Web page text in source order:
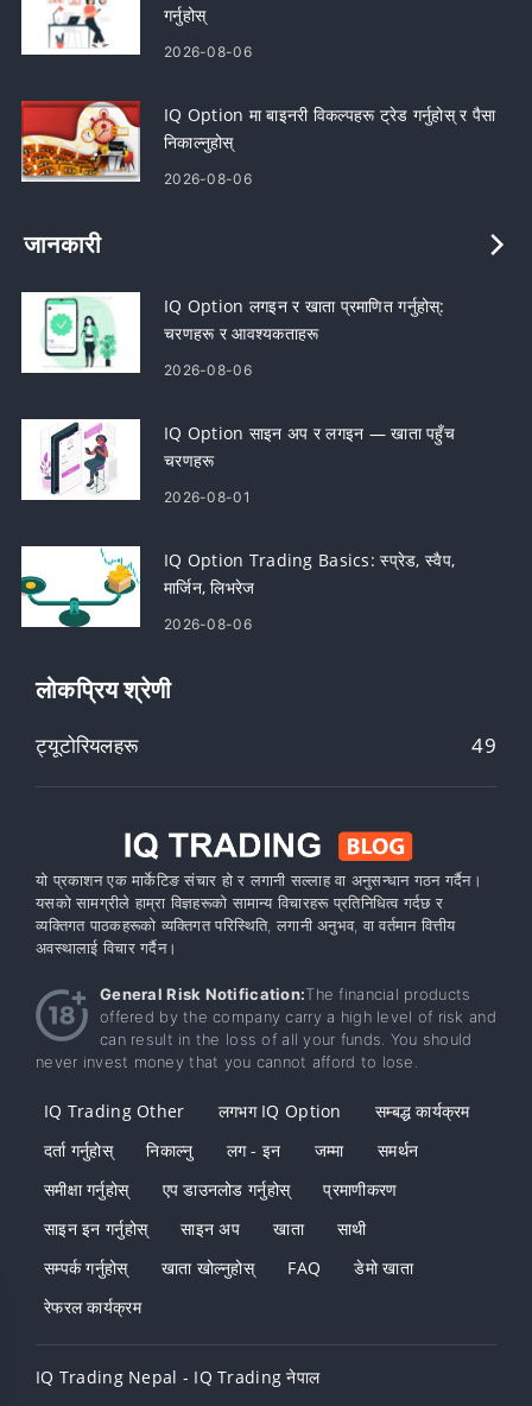
गर्नुहोस्
2026-08-06
IQ Option मा बाइनरी विकल्पहरू ट्रेड गर्नुहोस् र पैसा
निकाल्नुहोस्
2026-08-06
जानकारी
IQ Option लगइन र खाता प्रमाणित गर्नुहोस्:
चरणहरू र आवश्यकताहरू
2026-08-06
IQ Option साइन अप र लगइन — खाता पहुँच
चरणहरू
2026-08-01
IQ Option Trading Basics: स्प्रेड, स्वैप,
मार्जिन, लिभरेज
2026-08-06
लोकप्रिय श्रेणी
ट्यूटोरियलहरू 49
यो प्रकाशन एक मार्केटिङ संचार हो र लगानी सल्लाह वा अनुसन्धान गठन गर्दैन।
यसको सामग्रीले हाम्रा विज्ञहरूको सामान्य विचारहरू प्रतिनिधित्व गर्दछ र
व्यक्तिगत पाठकहरूको व्यक्तिगत परिस्थिति, लगानी अनुभव, वा वर्तमान वित्तीय
अवस्थालाई विचार गर्दैन।
General Risk Notification:The financial products
offered by the company carry a high level of risk and
can result in the loss of all your funds. You should
never invest money that you cannot afford to lose.
IQ Trading Other लगभग IQ Option
सम्बद्ध कार्यक्रम
दर्ता गर्नुहोस्
निकाल्नु लग - इन जम्मा
समर्थन
समीक्षा गर्नुहोस्
एप डाउनलोड गर्नुहोस्
प्रमाणीकरण
साइन इन गर्नुहोस्
साइन अप खाता
साथी
सम्पर्क गर्नुहोस्
खाता खोल्नुहोस् FAQ
डेमो खाता
रेफरल कार्यक्रम
IQ Trading Nepal - IQ Trading नेपाल